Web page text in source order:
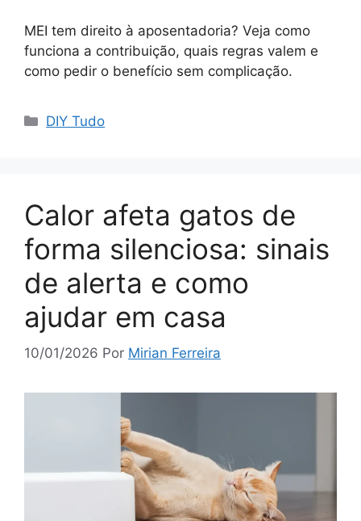
MEI tem direito à aposentadoria? Veja como
funciona a contribuição, quais regras valem e
como pedir o benefício sem complicação.
Categorias
DIY Tudo
Calor afeta gatos de
forma silenciosa: sinais
de alerta e como
ajudar em casa
10/01/2026 Por Mirian Ferreira